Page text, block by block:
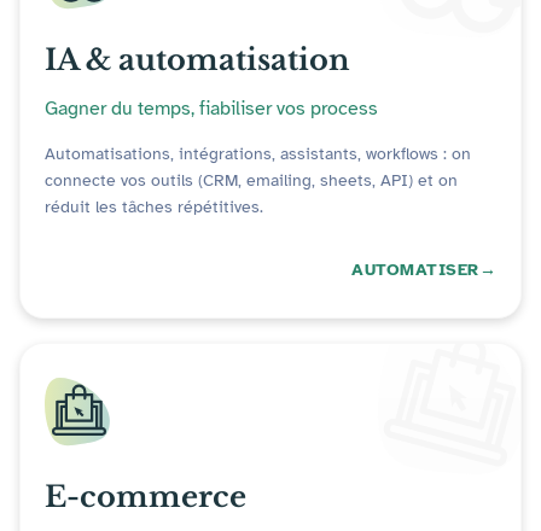
IA & automatisation
Gagner du temps, fiabiliser vos process
Automatisations, intégrations, assistants, workflows : on
connecte vos outils (CRM, emailing, sheets, API) et on
réduit les tâches répétitives.
AUTOMATISER
E-commerce